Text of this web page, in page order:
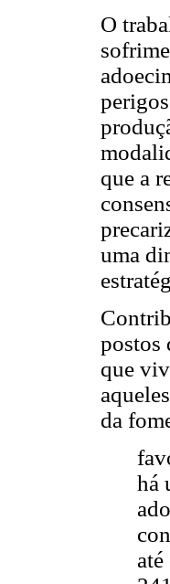
O
que a
uma
postos
que
da
há